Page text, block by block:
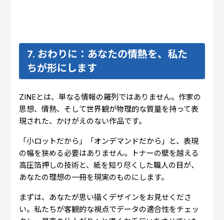
7. おわりに：あなたの情熱を、私た
ちが形にします
ZINEとは、単なる情報の羅列ではありません。作家の
思想、情熱、そして世界観が物理的な質量を持って表
現された、かけがえのない作品です。
「小ロットだから」「オンデマンドだから」と、表現
の幅を狭める必要はありません。トナーの壁を越える
高圧箔押しの技術と、紙を知り尽くした職人の目が、
あなたの理想の一冊を現実のものにします。
まずは、あなたが思い描くデザインをお見せくださ
い。私たちが客観的な視点でデータの適合性をチェッ